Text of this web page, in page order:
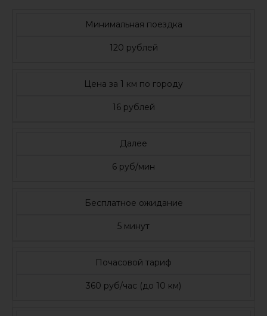
Минимальная поездка
120 рублей
Цена за 1 км по городу
16 рублей
Далее
6 руб/мин
Бесплатное ожидание
5 минут
Почасовой тариф
360 руб/час (до 10 км)